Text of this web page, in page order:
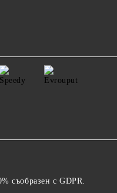
съобразен с GDPR.